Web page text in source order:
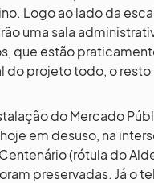
Logo ao lado da
uma sala
que estão
do projeto todo, o
do Mercado
em desuso, na
(rótula do
preservadas. Já o